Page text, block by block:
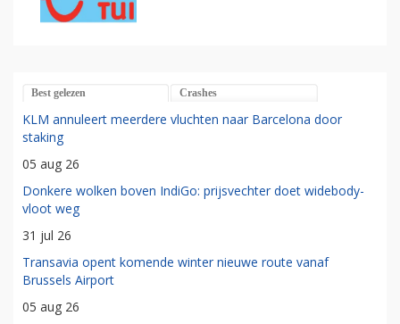
Best gelezen Crashes
KLM annuleert meerdere vluchten naar Barcelona door
staking
05 aug 26
Donkere wolken boven IndiGo: prijsvechter doet widebody-
vloot weg
31 jul 26
Transavia opent komende winter nieuwe route vanaf
Brussels Airport
05 aug 26